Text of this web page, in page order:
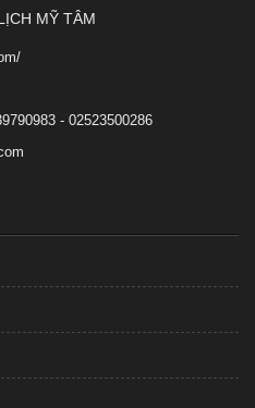
MỸ TÂM
- 02523500286